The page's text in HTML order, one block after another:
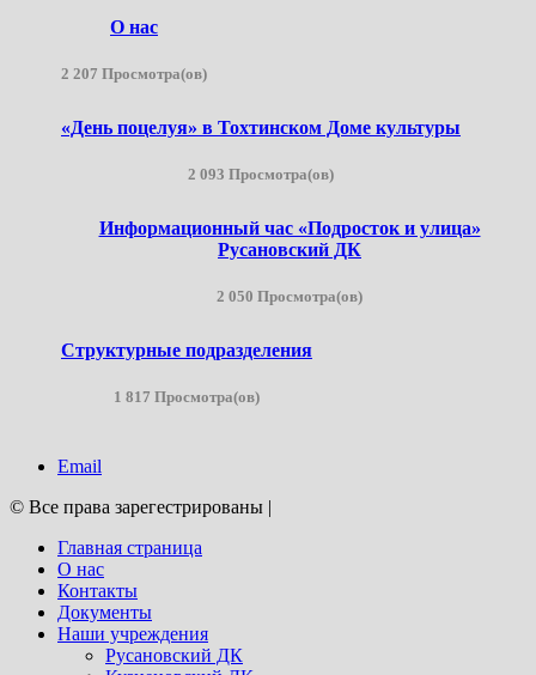
О нас
2 207 Просмотра(ов)
«День поцелуя» в Тохтинском Доме культуры
2 093 Просмотра(ов)
Информационный час «Подросток и улица»
Русановский ДК
2 050 Просмотра(ов)
Структурные подразделения
1 817 Просмотра(ов)
Email
© Все права зарегестрированы |
Главная страница
О нас
Контакты
Документы
Наши учреждения
Русановский ДК